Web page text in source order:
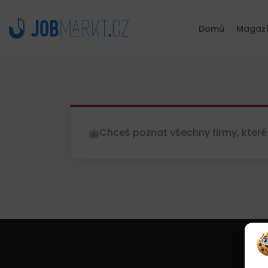
Domů
Chceš poznat všechny firmy,